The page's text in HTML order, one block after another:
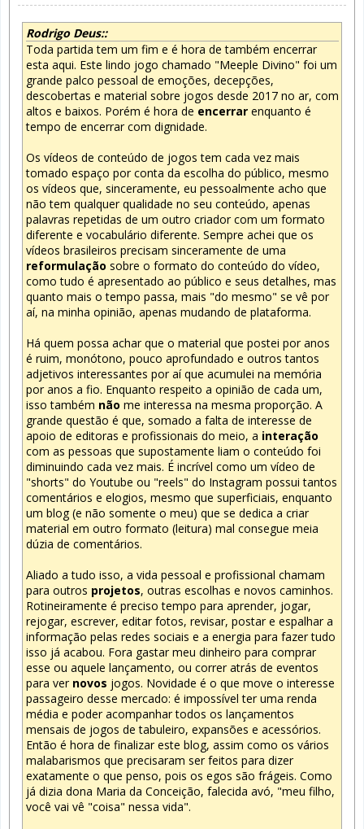
Rodrigo Deus::
Toda partida tem um fim e é hora de também encerrar
esta aqui. Este lindo jogo chamado "Meeple Divino" foi um
grande palco pessoal de emoções, decepções,
descobertas e material sobre jogos desde 2017 no ar, com
altos e baixos. Porém é hora de encerrarenquanto é
tempo de encerrar com dignidade.
Os vídeos de conteúdo de jogos tem cada vez mais
tomado espaço por conta da escolha do público, mesmo
os vídeos que, sinceramente, eu pessoalmente acho que
não tem qualquer qualidade no seu conteúdo, apenas
palavras repetidas de um outro criador com um formato
diferente e vocabulário diferente. Sempre achei que os
vídeos brasileiros precisam sinceramente de uma
reformulação sobre o formato do conteúdo do vídeo,
como tudo é apresentado ao público e seus detalhes, mas
quanto mais o tempo passa, mais "do mesmo" se vê por
aí, na minha opinião, apenas mudando de plataforma.
Há quem possa achar que o material que postei por anos
é ruim, monótono, pouco aprofundado e outros tantos
adjetivos interessantes por aí que acumulei na memória
por anos a fio. Enquanto respeito a opinião de cada um,
isso também não me interessa na mesma proporção. A
grande questão é que, somado a falta de interesse de
apoio de editoras e profissionais do meio, a interação
com as pessoas que supostamente liam o conteúdo foi
diminuindo cada vez mais. É incrível como um vídeo de
"shorts" do Youtube ou "reels" do Instagram possui tantos
comentários e elogios, mesmo que superficiais, enquanto
um blog (e não somente o meu) que se dedica a criar
material em outro formato (leitura) mal consegue meia
dúzia de comentários.
Aliado a tudo isso, a vida pessoal e profissional chamam
para outros projetos, outras escolhas e novos caminhos.
Rotineiramente é preciso tempo para aprender, jogar,
rejogar, escrever, editar fotos, revisar, postar e espalhar a
informação pelas redes sociais e a energia para fazer tudo
isso já acabou. Fora gastar meu dinheiro para comprar
esse ou aquele lançamento, ou correr atrás de eventos
para ver novos jogos. Novidade é o que move o interesse
passageiro desse mercado: é impossível ter uma renda
média e poder acompanhar todos os lançamentos
mensais de jogos de tabuleiro, expansões e acessórios.
Então é hora de finalizar este blog, assim como os vários
malabarismos que precisaram ser feitos para dizer
exatamente o que penso, pois os egos são frágeis. Como
já dizia dona Maria da Conceição, falecida avó, "meu filho,
você vai vê "coisa" nessa vida".